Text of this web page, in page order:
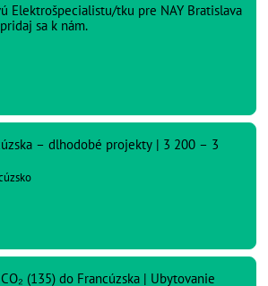
sa k nám.
– dlhodobé projekty | 3 200 – 3
(135) do Francúzska | Ubytovanie